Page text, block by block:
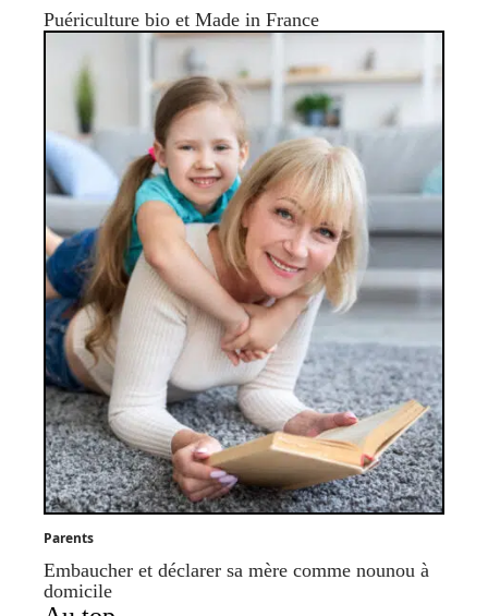
Puériculture bio et Made in France
Parents
Embaucher et déclarer sa mère comme nounou à
domicile